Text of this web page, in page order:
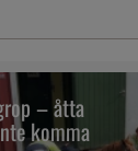
– åtta
komma